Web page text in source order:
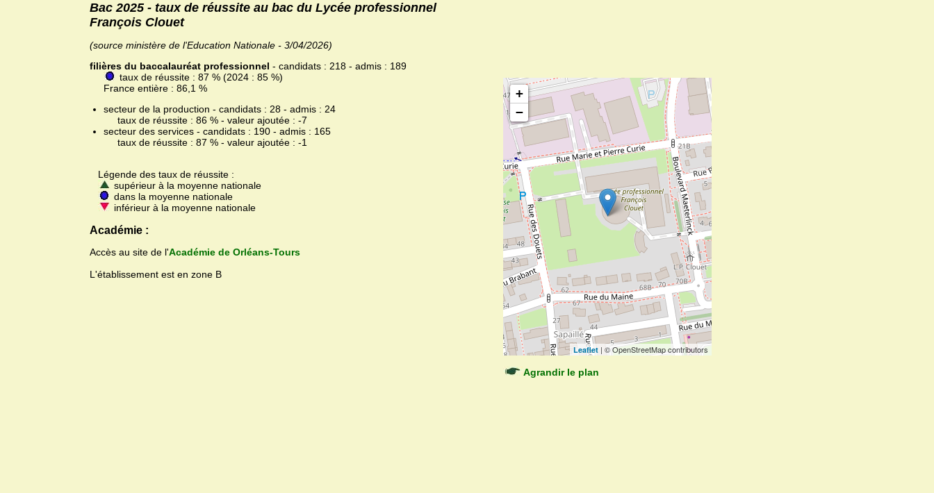
Bac 2025 - taux de réussite au bac du Lycée professionnel
François Clouet
(source ministère de l'Education Nationale - 3/04/2026)
filières du baccalauréat professionnel - candidats : 218 - admis : 189
taux de réussite : 87 % (2024 : 85 %)
France entière : 86,1 %
secteur de la production - candidats : 28 - admis : 24
taux de réussite : 86 % - valeur ajoutée : -7
secteur des services - candidats : 190 - admis : 165
taux de réussite : 87 % - valeur ajoutée : -1
Légende des taux de réussite :
supérieur à la moyenne nationale
dans la moyenne nationale
inférieur à la moyenne nationale
Académie :
Accès au site de l'Académie de Orléans-Tours
L'établissement est en zone B
+
−
Leaflet | © OpenStreetMap contributors
Agrandir le plan